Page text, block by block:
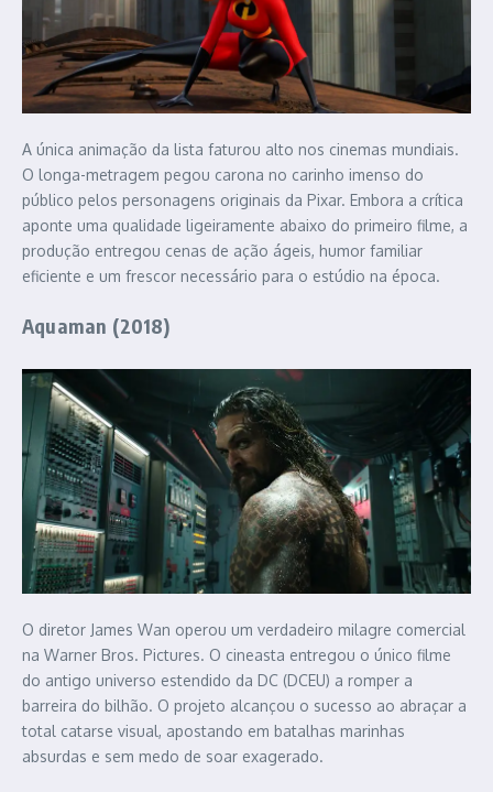
A única animação da lista faturou alto nos cinemas mundiais.
O longa-metragem pegou carona no carinho imenso do
público pelos personagens originais da Pixar. Embora a crítica
aponte uma qualidade ligeiramente abaixo do primeiro filme, a
produção entregou cenas de ação ágeis, humor familiar
eficiente e um frescor necessário para o estúdio na época.
Aquaman (2018)
O diretor James Wan operou um verdadeiro milagre comercial
na Warner Bros. Pictures. O cineasta entregou o único filme
do antigo universo estendido da DC (DCEU) a romper a
barreira do bilhão. O projeto alcançou o sucesso ao abraçar a
total catarse visual, apostando em batalhas marinhas
absurdas e sem medo de soar exagerado.